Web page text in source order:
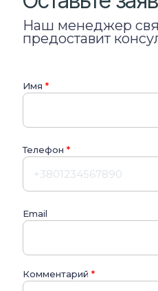
Наш менеджер
предоставит
Имя *
Телефон *
Email
Комментарий *